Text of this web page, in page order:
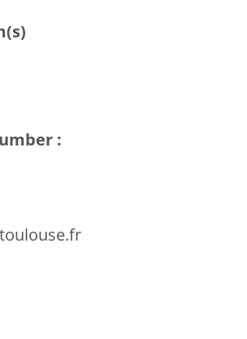
: